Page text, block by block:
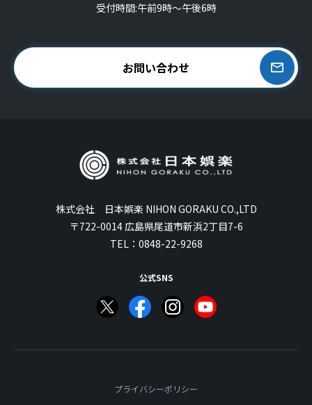
受付時間:午前9時〜午後6時
お問い合わせ
株式会社 日本娯楽 NIHON GORAKU CO.,LTD
〒722-0014 広島県尾道市新浜2丁目7-6
TEL： 0848-22-9268
公式SNS
プライバシーポリシー